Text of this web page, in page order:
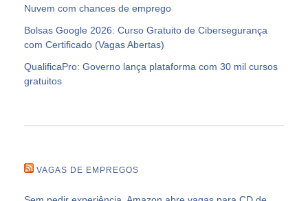
Nuvem com chances de emprego
Bolsas Google 2026: Curso Gratuito de Cibersegurança
com Certificado (Vagas Abertas)
QualificaPro: Governo lança plataforma com 30 mil cursos
gratuitos
VAGAS DE EMPREGOS